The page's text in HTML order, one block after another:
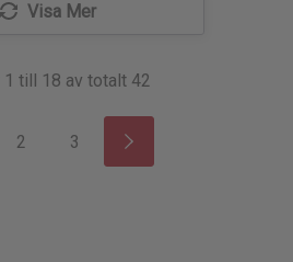
Visa Mer
1 till 18 av totalt 42
2 3